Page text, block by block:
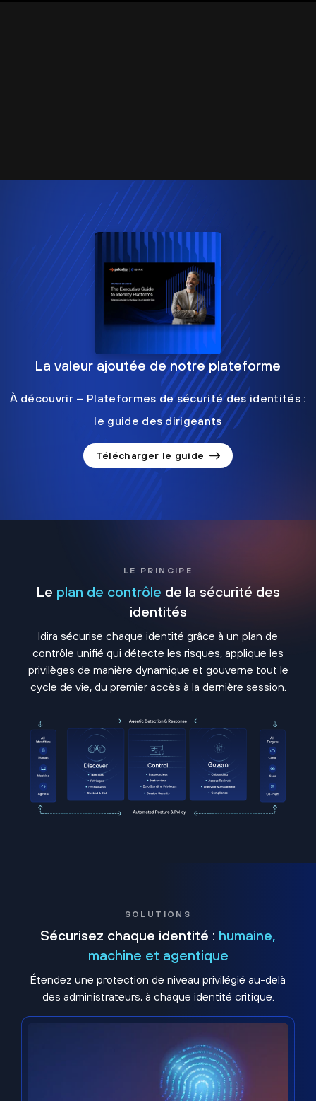
La valeur ajoutée de notre plateforme
À découvrir – Plateformes de sécurité des identités :
le guide des dirigeants
Télécharger le guide
LE PRINCIPE
Le plan de contrôle de la sécurité des
identités
Idira sécurise chaque identité grâce à un plan de
contrôle unifié qui détecte les risques, applique les
privilèges de manière dynamique et gouverne tout le
cycle de vie, du premier accès à la dernière session.
SOLUTIONS
Sécurisez chaque identité : humaine,
machine et agentique
Étendez une protection de niveau privilégié au-delà
des administrateurs, à chaque identité critique.